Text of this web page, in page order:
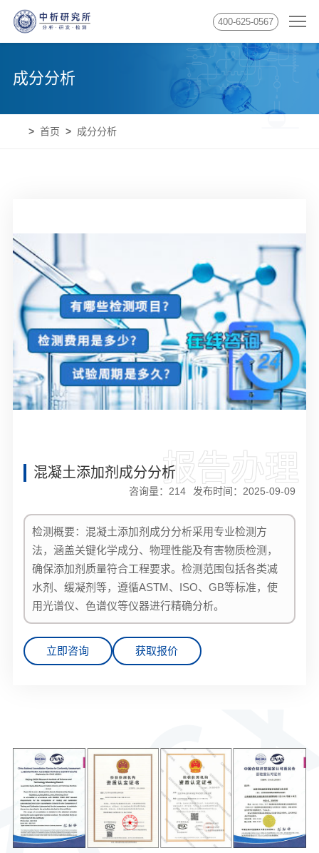
400-625-0567
成分分析
首页 成分分析
报告办理
混凝土添加剂成分分析
发布时间：2025-09-09
咨询量：214
检测概要：混凝土添加剂成分分析采用专业检测方
法，涵盖关键化学成分、物理性能及有害物质检测，
确保添加剂质量符合工程要求。检测范围包括各类减
水剂、缓凝剂等，遵循ASTM、ISO、GB等标准，使
用光谱仪、色谱仪等仪器进行精确分析。
立即咨询 获取报价